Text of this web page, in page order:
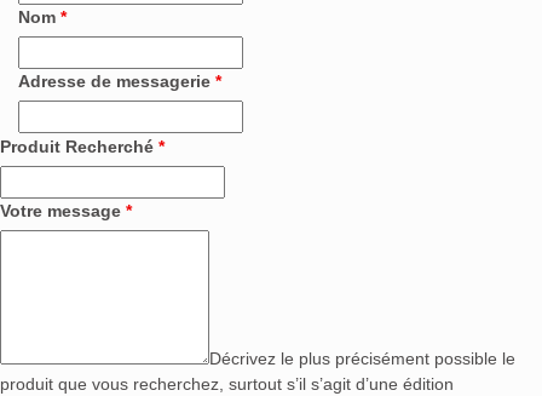
Nom *
Adresse de messagerie *
Produit Recherché *
Votre message *
Décrivez le plus précisément possible le
produit que vous recherchez, surtout s’il s’agit d’une édition